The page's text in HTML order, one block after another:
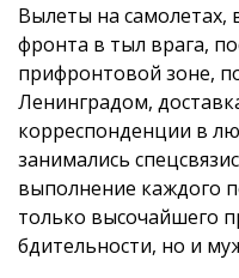
Вылеты на самолетах,
фронта в тыл врага,
прифронтовой зоне,
Ленинградом,
корреспонденции в
занимались
выполнение каждого
только высочайшего
бдительности, но и